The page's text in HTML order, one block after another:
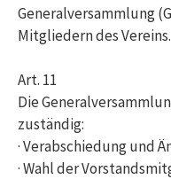
Generalversammlung
Mitgliedern des Vereins.
Art. 11
Die
zuständig:
· Verabschiedung und
· Wahl der